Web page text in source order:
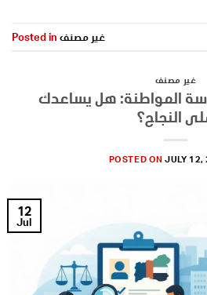
Posted in غير مصنف
غير مصنف
المواطنة: هل يساعدك
النجاح؟
POSTED ONJULY 12,
12
Jul